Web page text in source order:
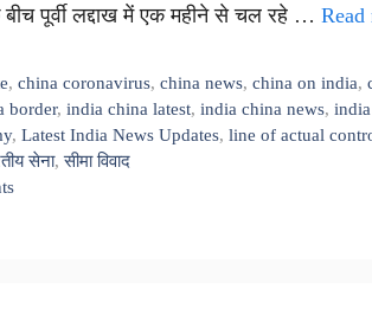
पूर्वी लद्दाख में एक महीने से चल रहे … Read
,china coronavirus,china news,china on india,
border, india china latest, india china news,
, Latest India News Updates, line of actual
सेना,सीमा विवाद